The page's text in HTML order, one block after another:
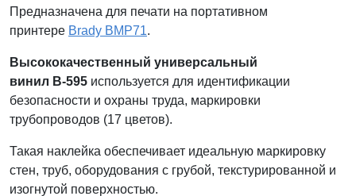
Предназначена для печати на портативном
принтере Brady BMP71.
Высококачественный универсальный
винил В-595 используется для идентификации
безопасности и охраны труда, маркировки
трубопроводов (17 цветов).
Такая наклейка обеспечивает идеальную маркировку
стен, труб, оборудования с грубой, текстурированной и
изогнутой поверхностью.